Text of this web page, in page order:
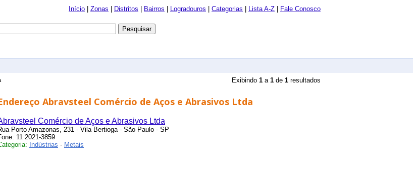
Início Zonas Distritos Bairros Logradouros Categorias Lista A-Z Fale Conosco
Exibindo 1 a 1 de 1 resultados
Abravsteel Comércio de Aços e Abrasivos Ltda
Comércio de Aços e Abrasivos Ltda
Porto Amazonas, 231 - Vila Bertioga - São Paulo - SP
11 2021-3859
Indústrias - Metais